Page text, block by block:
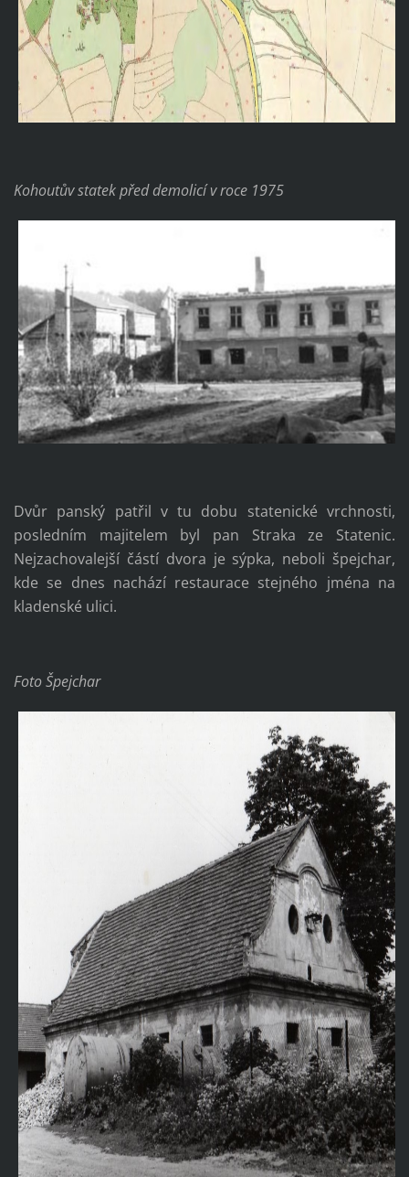
Kohoutův statek před demolicí v roce 1975
Dvůr panský patřil v tu dobu statenické vrchnosti,
posledním majitelem byl pan Straka ze Statenic.
Nejzachovalejší částí dvora je sýpka, neboli špejchar,
kde se dnes nachází restaurace stejného jména na
kladenské ulici.
Foto Špejchar